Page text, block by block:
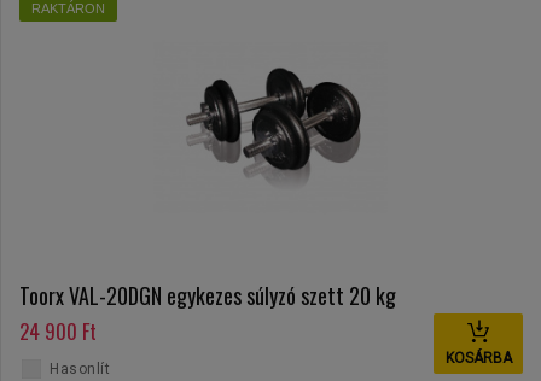
RAKTÁRON
Toorx VAL-20DGN egykezes súlyzó szett 20 kg
24 900 Ft
KOSÁRBA
Hasonlít